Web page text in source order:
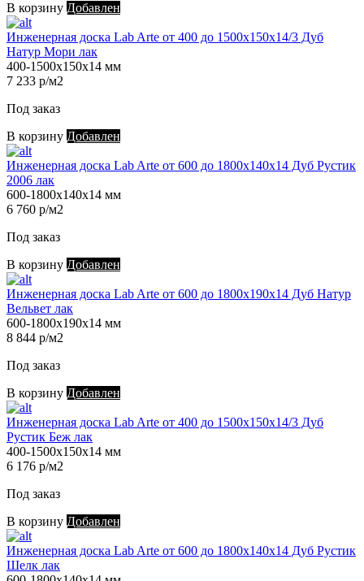
В корзину Добавлен
Инженерная доска Lab Arte от 400 до 1500х150х14/3 Дуб
Натур Мори лак
400-1500х150х14 мм
7 233 р/м2
Под заказ
В корзину Добавлен
Инженерная доска Lab Arte от 600 до 1800х140х14 Дуб Рустик
2006 лак
600-1800х140х14 мм
6 760 р/м2
Под заказ
В корзину Добавлен
Инженерная доска Lab Arte от 600 до 1800х190х14 Дуб Натур
Вельвет лак
600-1800х190х14 мм
8 844 р/м2
Под заказ
В корзину Добавлен
Инженерная доска Lab Arte от 400 до 1500х150х14/3 Дуб
Рустик Беж лак
400-1500х150х14 мм
6 176 р/м2
Под заказ
В корзину Добавлен
Инженерная доска Lab Arte от 600 до 1800х140х14 Дуб Рустик
Шелк лак